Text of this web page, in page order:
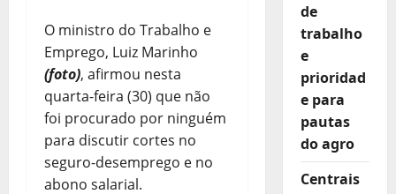
O ministro do Trabalho e
Emprego, Luiz Marinho
(foto), afirmou nesta
quarta-feira (30) que não
foi procurado por ninguém
para discutir cortes no
seguro-desemprego e no
abono salarial.
de
trabalho
e
prioridad
e para
pautas
do agro
Centrais